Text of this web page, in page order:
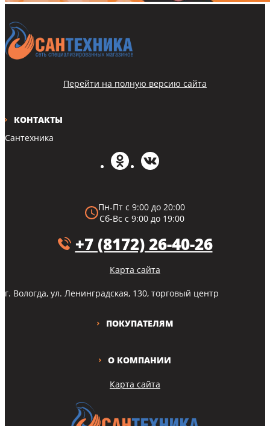
Карта сайта
О КОМПАНИИ
ПОКУПАТЕЛЯМ
КОНТАКТЫ
Сантехника
Пн-Пт с 9:00 до 20:00
Сб-Вс с 9:00 до 19:00
+7 (8172) 26-40-26
Карта сайта
г. Вологда, ул. Ленинградская, 130, торговый центр
Перейти на полную версию сайта